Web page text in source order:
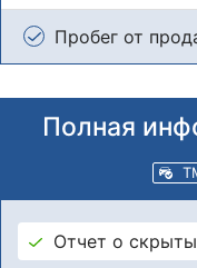
Пробег от
Полная
Отчет о